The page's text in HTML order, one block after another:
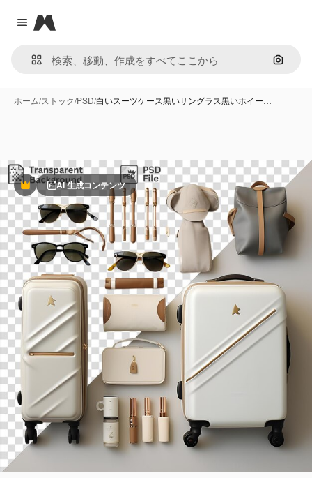
Close menu
Magnific
画像で
ホーム/ストック/PSD/白いスーツケース黒いサングラス黒いホイー…
PremiumAI 生成コンテンツ